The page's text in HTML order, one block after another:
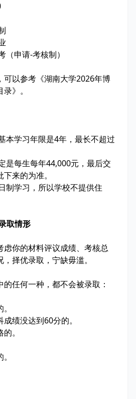
（申请-考核制）
可以参考《湖南大学2026年博
》。
本学习年限是4年，最长不超过
是每生每年44,000元，最后交
来的为准。
制学习，所以学校不提供住
取情形
虑你的材料评议成绩、考核总
择优录取，宁缺毋滥。
任何一种，都不会被录取：
绩没达到60分的。
。